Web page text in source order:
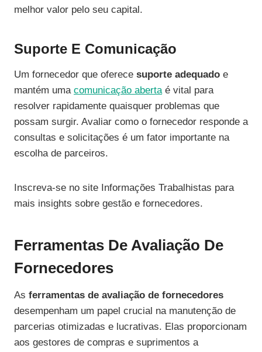
melhor valor pelo seu capital.
Suporte E Comunicação
Um fornecedor que oferece suporte adequado e
mantém uma comunicação abertaé vital para
resolver rapidamente quaisquer problemas que
possam surgir. Avaliar como o fornecedor responde a
consultas e solicitações é um fator importante na
escolha de parceiros.
Inscreva-se no site Informações Trabalhistas para
mais insights sobre gestão e fornecedores.
Ferramentas De Avaliação De
Fornecedores
As ferramentas de avaliação de fornecedores
desempenham um papel crucial na manutenção de
parcerias otimizadas e lucrativas. Elas proporcionam
aos gestores de compras e suprimentos a